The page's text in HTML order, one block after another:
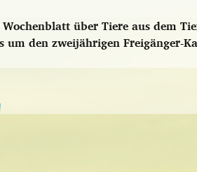
über Tiere aus dem
um den zweijährigen Freigänger-